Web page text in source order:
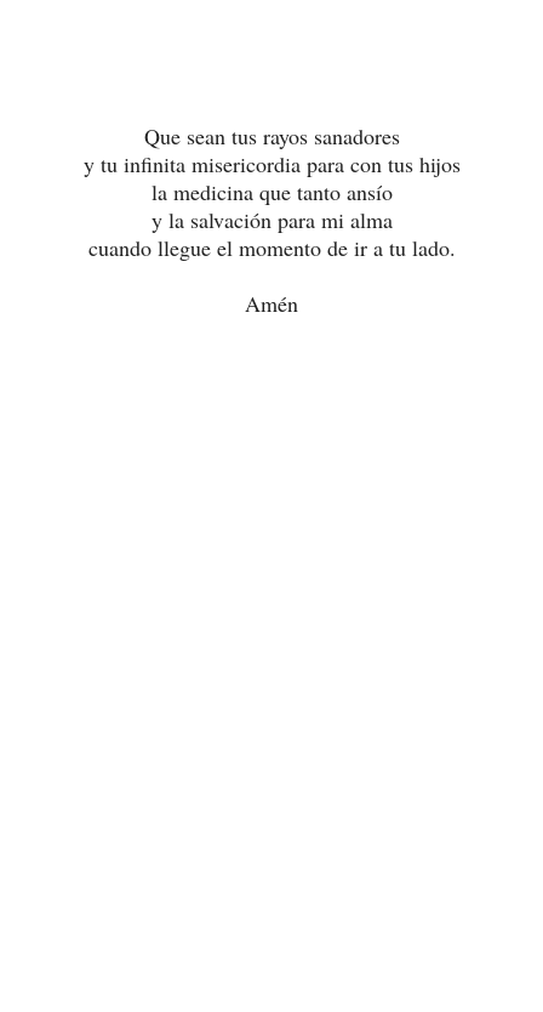
Que sean tus rayos sanadores
y tu infinita misericordia para con tus hijos
la medicina que tanto ansío
y la salvación para mi alma
cuando llegue el momento de ir a tu lado.
Amén